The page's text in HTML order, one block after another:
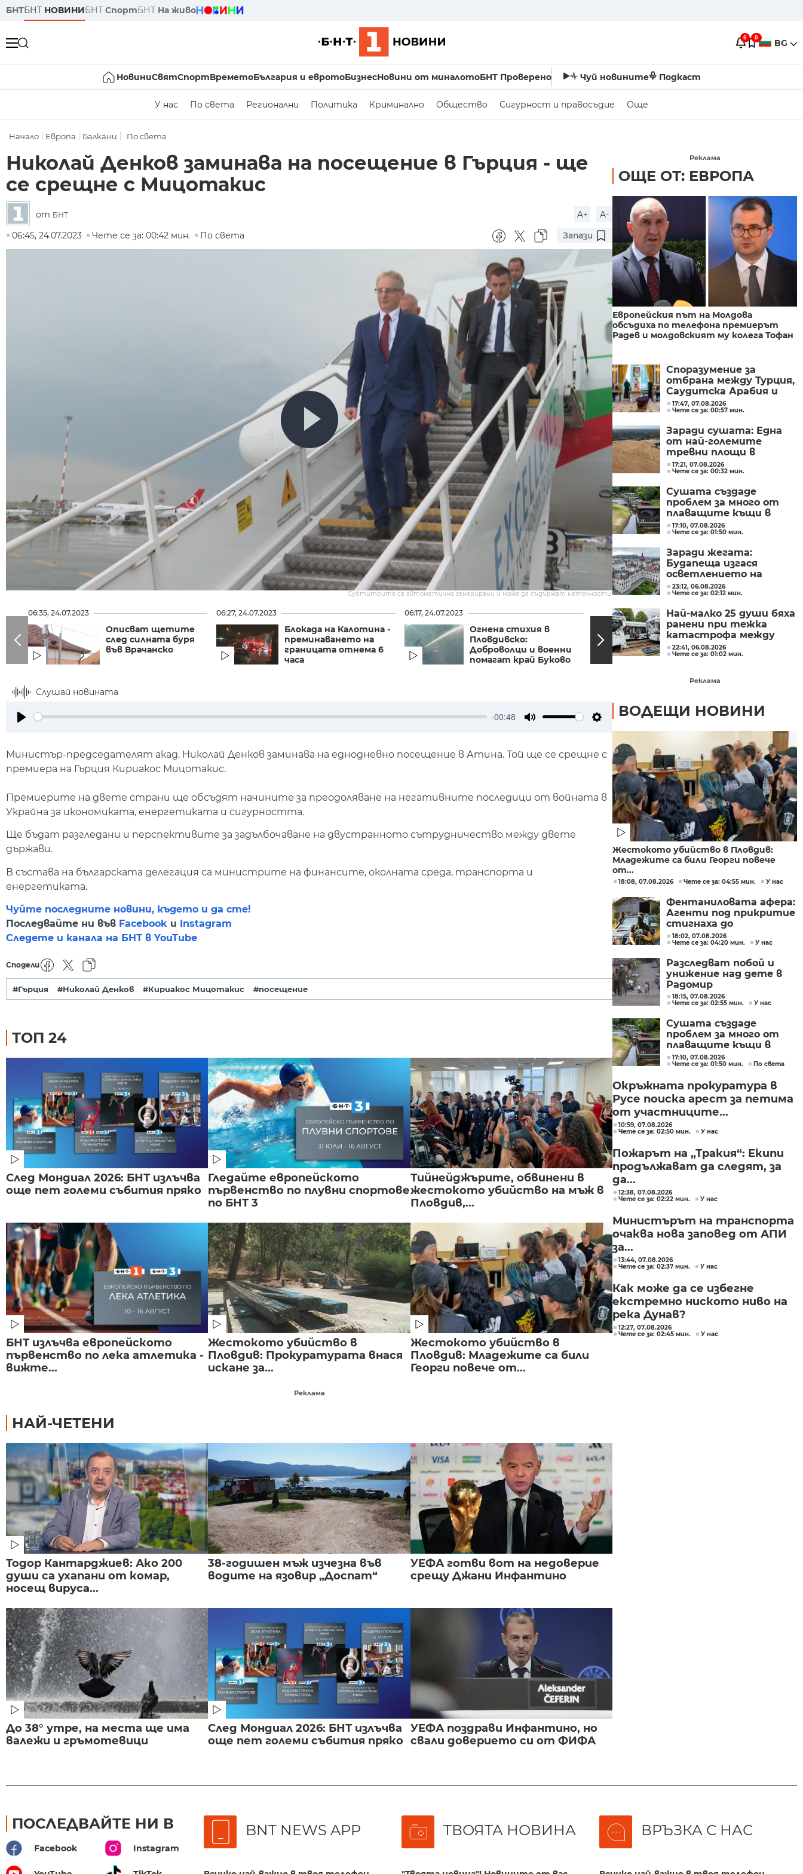
БНТБНТ НОВИНИБНТ СпортБНТ На живо
6 0 BG
НовиниСвятСпортВреметоБългария и евротоБизнесНовини от миналотоБНТ Проверено Чуй новините Подкаст
У нас По света Регионални Политика Криминално Общество Сигурност и правосъдие Още
Начало Европа Балкани По света
Николай Денков заминава на посещение в Гърция - ще
се срещне с Мицотакис
от БНТ A+
A-
06:45, 24.07.2023
Чете се за: 00:42 мин. По света Запази
Субтитрите са автоматично генерирани и може да съдържат неточности.
06:35, 24.07.2023
Описват щетите
след силната буря
във Врачанско
06:27, 24.07.2023
Блокада на Калотина -
преминаването на
границата отнема 6
часа
06:17, 24.07.2023
Огнена стихия в
Пловдивско:
Доброволци и военни
помагат край Буково
06:07, 24.07.2023
Евакуация и на
остров Корфу
заради пожарите
21:11,
Слушай новината
-00:48
Settings
Министър-председателят акад. Николай Денков заминава на еднодневно посещение в Атина. Той ще се срещне с
премиера на Гърция Кириакос Мицотакис.
Премиерите на двете страни ще обсъдят начините за преодоляване на негативните последици от войната в
Украйна за икономиката, енергетиката и сигурността.
Ще бъдат разгледани и перспективите за задълбочаване на двустранното сътрудничество между двете
държави.
В състава на българската делегация са министрите на финансите, околната среда, транспорта и
енергетиката.
Чуйте последните новини, където и да сте!
Последвайте ни във Facebook и Instagram
Следете и канала на БНТ в YouTube
Сподели
#Гърция #Николай Денков #Кириакос Мицотакис #посещение
ТОП 24
След Мондиал 2026: БНТ излъчва
още пет големи събития пряко
Гледайте европейското
първенство по плувни спортове
по БНТ 3
Тийнейджърите, обвинени в
жестокото убийство на мъж в
Пловдив,...
БНТ излъчва европейското
първенство по лека атлетика -
вижте...
Жестокото убийство в
Пловдив: Прокуратурата внася
искане за...
Жестокото убийство в
Пловдив: Младежите са били
Георги повече от...
Реклама
НАЙ-ЧЕТЕНИ
Тодор Кантарджиев: Ако 200
души са ухапани от комар,
носещ вируса...
38-годишен мъж изчезна във
водите на язовир „Доспат“
УЕФА готви вот на недоверие
срещу Джани Инфантино
До 38° утре, на места ще има
валежи и гръмотевици
След Мондиал 2026: БНТ излъчва
още пет големи събития пряко
УЕФА поздрави Инфантино, но
свали доверието си от ФИФА
Реклама
ОЩЕ ОТ: ЕВРОПА
Европейския път на Молдова
обсъдиха по телефона премиерът
Радев и молдовският му колега Тофан
Споразумение за
отбрана между Турция,
Саудитска Арабия и
Пакистан
17:47, 07.08.2026
Чете се за: 00:57 мин.
Заради сушата: Една
от най-големите
тревни площи в
британската столица
е напълно изгоряла
17:21, 07.08.2026
Чете се за: 00:32 мин.
Сушата създаде
проблем за много от
плаващите къщи в
Нидерландия
17:10, 07.08.2026
Чете се за: 01:50 мин.
Заради жегата:
Будапеща изгася
осветлението на
историческите си
забележителности, за
да пести енергия
23:12, 06.08.2026
Чете се за: 02:12 мин.
Най-малко 25 души бяха
ранени при тежка
катастрофа между
трамваи в западната
част на Германия
22:41, 06.08.2026
Чете се за: 01:02 мин.
Реклама
ВОДЕЩИ НОВИНИ
Жестокото убийство в Пловдив:
Младежите са били Георги повече
от...
18:08, 07.08.2026 Чете се за: 04:55 мин. У нас
Фентаниловата афера:
Агенти под прикритие
стигнаха до
лабораторията във
„Факултета“
18:02, 07.08.2026
Чете се за: 04:20 мин.
У нас
Разследват побой и
унижение над дете в
Радомир
18:15, 07.08.2026
Чете се за: 02:55 мин.
У нас
Сушата създаде
проблем за много от
плаващите къщи в
Нидерландия
17:10, 07.08.2026
Чете се за: 01:50 мин.
По света
Окръжната прокуратура в
Русе поиска арест за петима
от участниците...
10:59, 07.08.2026
Чете се за: 02:50 мин.
У нас
Пожарът на „Тракия“: Екипи
продължават да следят, за
да...
12:38, 07.08.2026
Чете се за: 02:22 мин.
У нас
Министърът на транспорта
очаква нова заповед от АПИ
за...
13:44, 07.08.2026
Чете се за: 02:37 мин.
У нас
Как може да се избегне
екстремно ниското ниво на
река Дунав?
12:27, 07.08.2026
Чете се за: 02:45 мин.
У нас
ПОСЛЕДВАЙТЕ НИ В
Facebook Instagram
BNT NEWS APP ТВОЯТА НОВИНА ВРЪЗКА С НАС